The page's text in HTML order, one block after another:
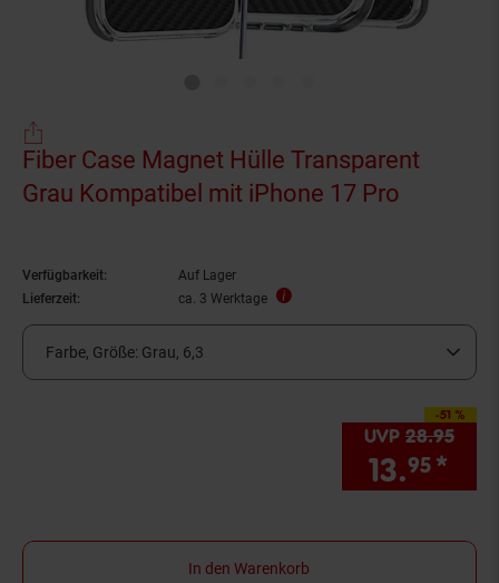
Fiber Case Magnet Hülle Transparent
Grau Kompatibel mit iPhone 17 Pro
Verfügbarkeit:
Auf Lager
Lieferzeit:
ca. 3 Werktage
Farbe, Größe: Grau, 6,3
-51 %
Sie Sparen 51
UVP 28.95
13.95 *
In den Warenkorb